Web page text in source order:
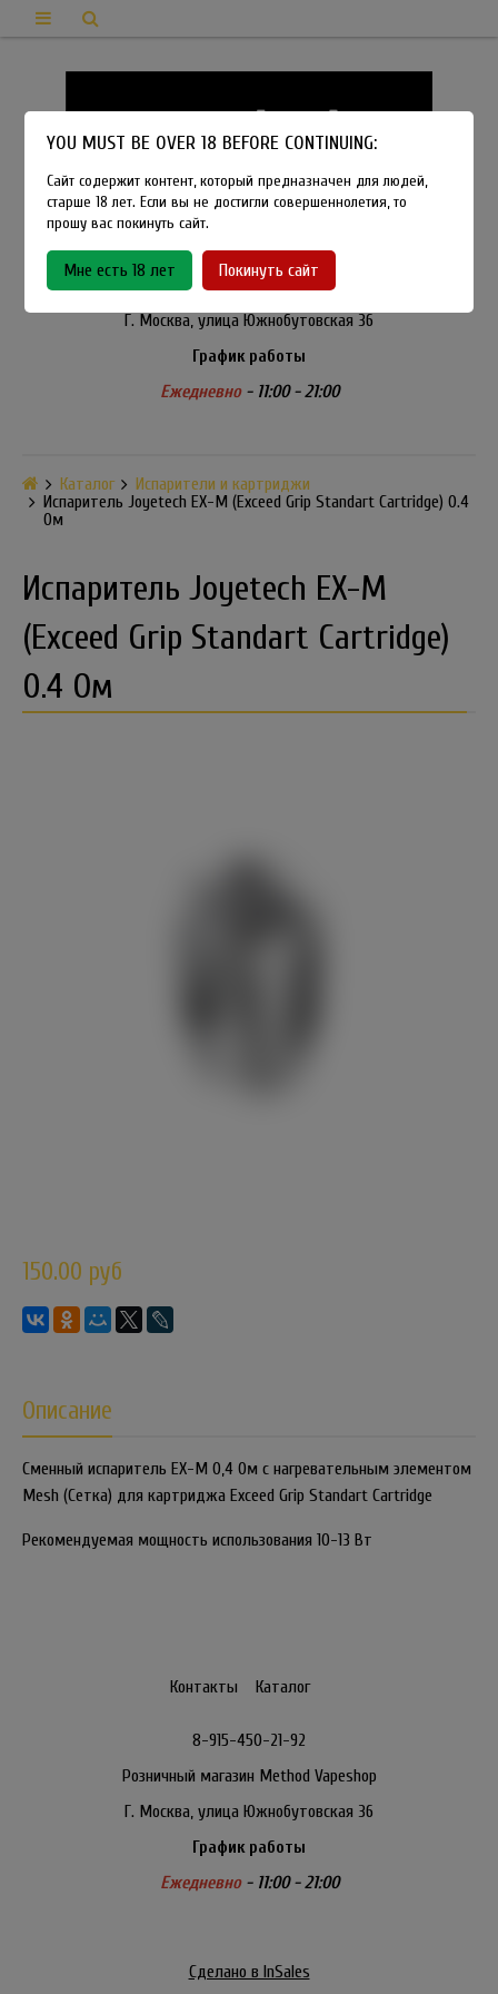
8-915-450-21-92
Розничный магазин Method Vapeshop
Г. Москва, улица Южнобутовская 36
График работы
Ежедневно- 11:00 - 21:00
Каталог
Испарители и картриджи
Испаритель Joyetech EX-M (Exceed Grip Standart Cartridge) 0.4
Ом
Испаритель Joyetech EX-M
(Exceed Grip Standart Cartridge)
0.4 Ом
150.00 руб
Описание
Сменный испаритель EX-M 0,4 Ом с нагревательным элементом
Mesh (Сетка) для картриджа Exceed Grip Standart Cartridge
Рекомендуемая мощность использования 10-13 Вт
Контакты Каталог
8-915-450-21-92
Розничный магазин Method Vapeshop
Г. Москва, улица Южнобутовская 36
График работы
Ежедневно- 11:00 - 21:00
Сделано в InSales
YOU MUST BE OVER 18 BEFORE CONTINUING:
Сайт содержит контент, который предназначен для людей,
старше 18 лет. Если вы не достигли совершеннолетия, то
прошу вас покинуть сайт.
Мне есть 18 лет Покинуть сайт